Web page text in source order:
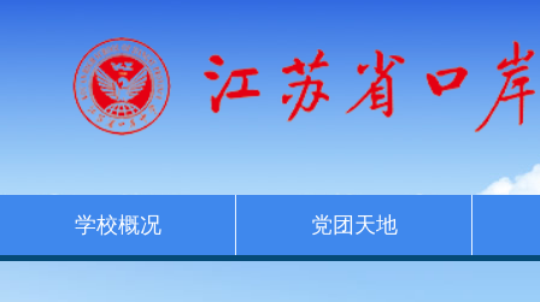
学校概况 党团天地